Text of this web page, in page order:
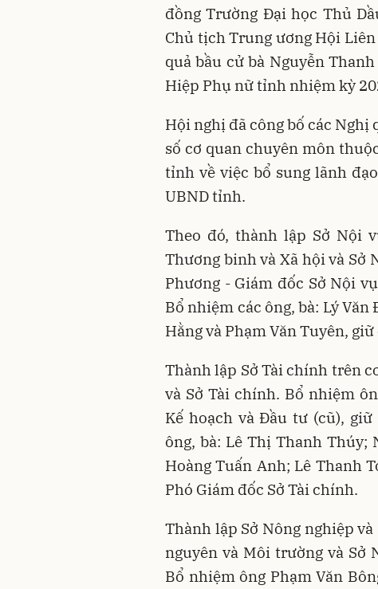
đồng Trường Đại học Thủ
Chủ tịch Trung ương Hội
quả bầu cử bà Nguyễn
Hiệp Phụ nữ tỉnh nhiệm kỳ
Hội nghị đã công bố các
số cơ quan chuyên môn
tỉnh về việc bổ sung lãnh
UBND tỉnh.
Theo đó, thành lập Sở Nội
Thương binh và Xã hội và Sở
Phương - Giám đốc Sở Nội
Bổ nhiệm các ông, bà: Lý
Hằng và Phạm Văn Tuyên,
Thành lập Sở Tài chính trên
và Sở Tài chính. Bổ nhiệm
Kế hoạch và Đầu tư (cũ),
ông, bà: Lê Thị Thanh
Hoàng Tuấn Anh; Lê Thanh
Phó Giám đốc Sở Tài chính.
Thành lập Sở Nông nghiệp
nguyên và Môi trường và Sở
Bổ nhiệm ông Phạm Văn